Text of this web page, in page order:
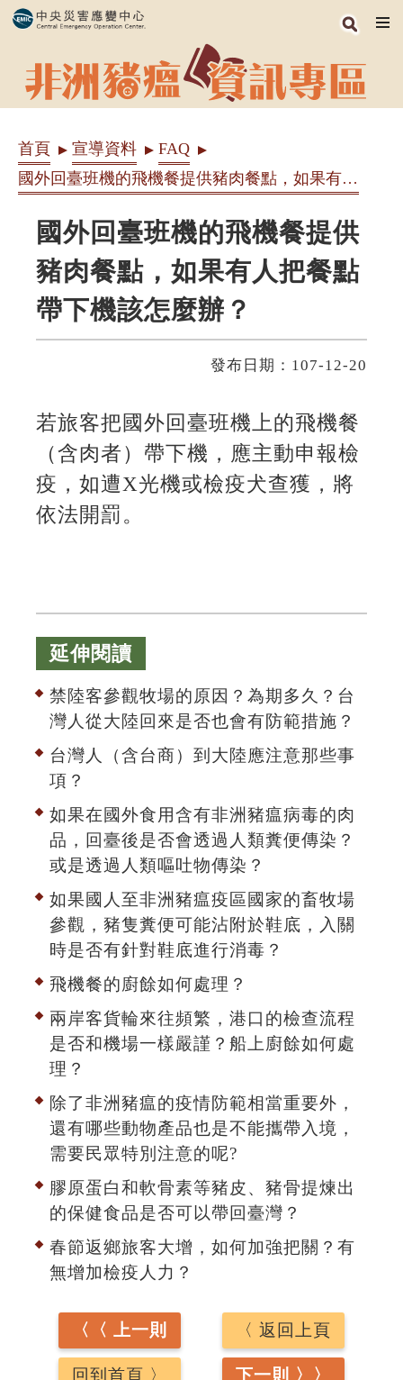
首頁 宣導資料
FAQ
國外回臺班機的飛機餐提供豬肉餐點，如果有人把餐點帶下機該怎麼辦？
國外回臺班機的飛機餐提供
豬肉餐點，如果有人把餐點
帶下機該怎麼辦？
發布日期：107-12-20
若旅客把國外回臺班機上的飛機餐
（含肉者）帶下機，應主動申報檢
疫，如遭X光機或檢疫犬查獲，將
依法開罰。
延伸閱讀
禁陸客參觀牧場的原因？為期多久？台
灣人從大陸回來是否也會有防範措施？
台灣人（含台商）到大陸應注意那些事
項？
如果在國外食用含有非洲豬瘟病毒的肉
品，回臺後是否會透過人類糞便傳染？
或是透過人類嘔吐物傳染？
如果國人至非洲豬瘟疫區國家的畜牧場
參觀，豬隻糞便可能沾附於鞋底，入關
時是否有針對鞋底進行消毒？
飛機餐的廚餘如何處理？
兩岸客貨輪來往頻繁，港口的檢查流程
是否和機場一樣嚴謹？船上廚餘如何處
理？
除了非洲豬瘟的疫情防範相當重要外，
還有哪些動物產品也是不能攜帶入境，
需要民眾特別注意的呢?
膠原蛋白和軟骨素等豬皮、豬骨提煉出
的保健食品是否可以帶回臺灣？
春節返鄉旅客大增，如何加強把關？有
無增加檢疫人力？
〈〈 上一則 〈 返回上頁
回到首頁 〉 下一則 〉〉